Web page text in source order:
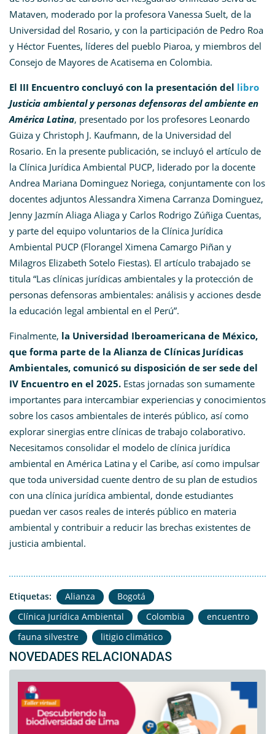
Mataven, moderado por la profesora Vanessa Suelt, de la
Universidad del Rosario, y con la participación de Pedro Roa
y Héctor Fuentes, líderes del pueblo Piaroa, y miembros del
Consejo de Mayores de Acatisema en Colombia.
El III Encuentro concluyó con la presentación del libro
Justicia ambiental y personas defensoras del ambiente en
América Latina, presentado por los profesores Leonardo
Güiza y Christoph J. Kaufmann, de la Universidad del
Rosario. En la presente publicación, se incluyó el artículo de
la Clínica Jurídica Ambiental PUCP, liderado por la docente
Andrea Mariana Dominguez Noriega, conjuntamente con los
docentes adjuntos Alessandra Ximena Carranza Dominguez,
Jenny Jazmín Aliaga Aliaga y Carlos Rodrigo Zúñiga Cuentas,
y parte del equipo voluntarios de la Clínica Jurídica
Ambiental PUCP (Florangel Ximena Camargo Piñan y
Milagros Elizabeth Sotelo Fiestas). El artículo trabajado se
titula “Las clínicas jurídicas ambientales y la protección de
personas defensoras ambientales: análisis y acciones desde
la educación legal ambiental en el Perú”.
Finalmente, la Universidad Iberoamericana de México,
que forma parte de la Alianza de Clínicas Jurídicas
Ambientales, comunicó su disposición de ser sede del
IV Encuentro en el 2025. Estas jornadas son sumamente
importantes para intercambiar experiencias y conocimientos
sobre los casos ambientales de interés público, así como
explorar sinergias entre clínicas de trabajo colaborativo.
Necesitamos consolidar el modelo de clínica jurídica
ambiental en América Latina y el Caribe, así como impulsar
que toda universidad cuente dentro de su plan de estudios
con una clínica jurídica ambiental, donde estudiantes
puedan ver casos reales de interés público en materia
ambiental y contribuir a reducir las brechas existentes de
justicia ambiental.
Etiquetas: Alianza
Bogotá
Clínica Jurídica Ambiental
Colombia
encuentro
fauna silvestre
litigio climático
NOVEDADES RELACIONADAS